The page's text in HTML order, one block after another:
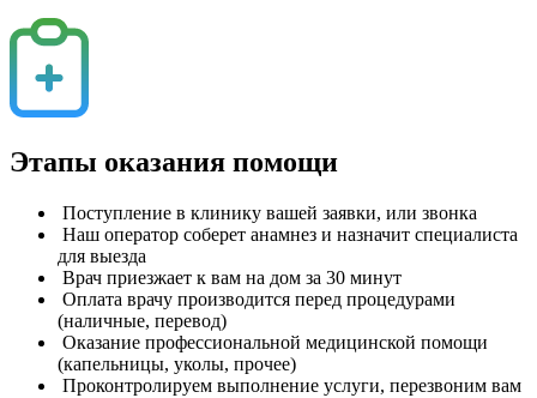
Этапы оказания помощи
Поступление в клинику вашей заявки, или звонка
Наш оператор соберет анамнез и назначит специалиста
для выезда
Врач приезжает к вам на дом за 30 минут
Оплата врачу производится перед процедурами
(наличные, перевод)
Оказание профессиональной медицинской помощи
(капельницы, уколы, прочее)
Проконтролируем выполнение услуги, перезвоним вам